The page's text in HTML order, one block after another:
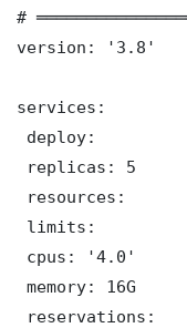
#
version: '3.8'
services:
deploy:
replicas: 5
resources:
limits:
cpus: '4.0'
memory: 16G
reservations: